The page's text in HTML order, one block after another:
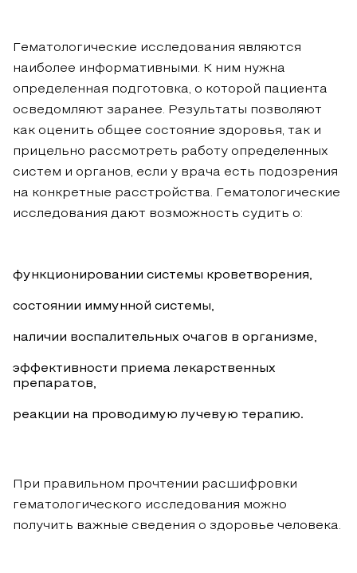
Гематологические исследования являются
наиболее информативными. К ним нужна
определенная подготовка, о которой пациента
осведомляют заранее. Результаты позволяют
как оценить общее состояние здоровья, так и
прицельно рассмотреть работу определенных
систем и органов, если у врача есть подозрения
на конкретные расстройства. Гематологические
исследования дают возможность судить о:
функционировании системы кроветворения,
состоянии иммунной системы,
наличии воспалительных очагов в организме,
эффективности приема лекарственных
препаратов,
реакции на проводимую лучевую терапию.
При правильном прочтении расшифровки
гематологического исследования можно
получить важные сведения о здоровье человека.